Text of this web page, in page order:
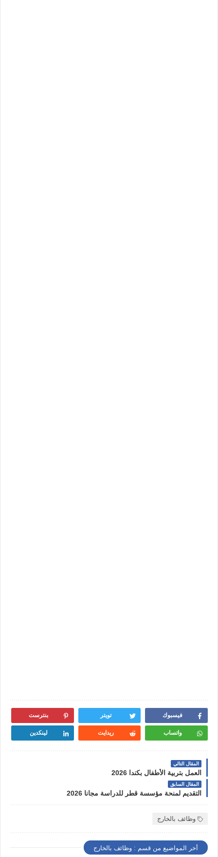
فيسبوك تويتر بنترست
واتساب ريدايت لينكدين
المقال التالي
العمل بتربية الأطفال بكندا 2026
المقال السابق
التقديم لمنحة مؤسسة قطر للدراسة مجانا 2026
وظائف بالخارج
أخر المواضيع من قسم : وظائف بالخارج